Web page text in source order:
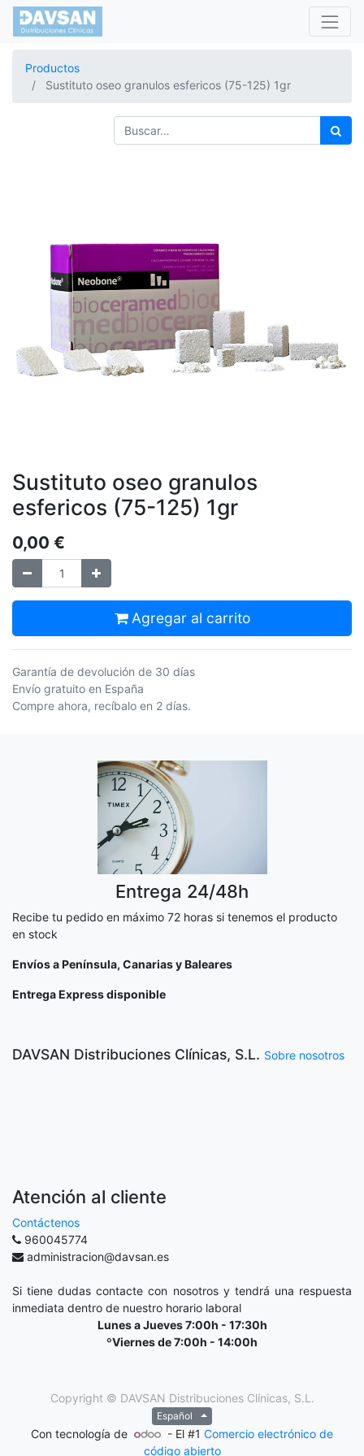
Productos
Sustituto oseo granulos esfericos (75-125) 1gr
Sustituto oseo granulos
esfericos (75-125) 1gr
0,00 €
Agregar al carrito
Garantía de devolución de 30 días
Envío gratuito en España
Compre ahora, recíbalo en 2 días.
Entrega 24/48h
Recibe tu pedido en máximo 72 horas si tenemos el producto
en stock
Envíos a Península, Canarias y Baleares
Entrega Express disponible
DAVSAN Distribuciones Clínicas, S.L. Sobre nosotros
Atención al cliente
Contáctenos
960045774
administracion@davsan.es
Si tiene dudas contacte con nosotros y tendrá una respuesta
inmediata dentro de nuestro horario laboral
Lunes a Jueves 7:00h - 17:30h
ºViernes de 7:00h - 14:00h
Copyright © DAVSAN Distribuciones Clínicas, S.L.
Español
Con tecnología de - El #1 Comercio electrónico de
código abierto